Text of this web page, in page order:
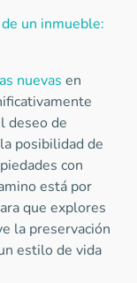
un inmueble:
nuevas en
deseo de
posibilidad de
con
está por
que explores
la preservación
estilo de vida